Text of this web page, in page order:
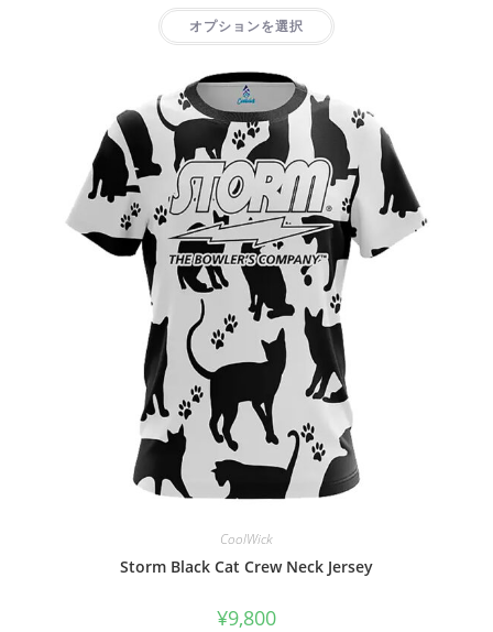
オプションを選択
CoolWick
Storm Black Cat Crew Neck Jersey
¥9,800